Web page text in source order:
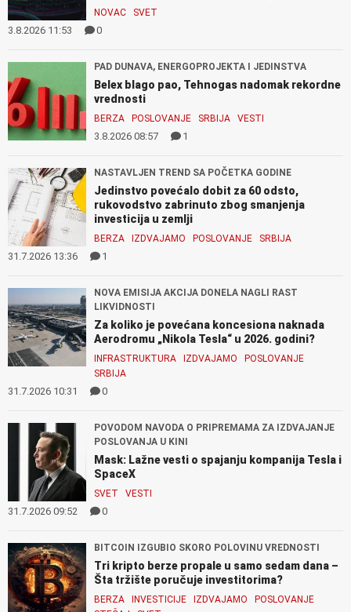
NOVAC SVET
3.8.2026 11:53 0
PAD DUNAVA, ENERGOPROJEKTA I JEDINSTVA
Belex blago pao, Tehnogas nadomak rekordne
vrednosti
BERZA POSLOVANJE SRBIJA VESTI
3.8.2026 08:57 1
NASTAVLJEN TREND SA POČETKA GODINE
Jedinstvo povećalo dobit za 60 odsto,
rukovodstvo zabrinuto zbog smanjenja
investicija u zemlji
BERZA IZDVAJAMO POSLOVANJE SRBIJA
31.7.2026 13:36 1
NOVA EMISIJA AKCIJA DONELA NAGLI RAST
LIKVIDNOSTI
Za koliko je povećana koncesiona naknada
Aerodromu „Nikola Tesla“ u 2026. godini?
INFRASTRUKTURA IZDVAJAMO
POSLOVANJE
SRBIJA
31.7.2026 10:31 0
POVODOM NAVODA O PRIPREMAMA ZA IZDVAJANJE
POSLOVANJA U KINI
Mask: Lažne vesti o spajanju kompanija Tesla i
SpaceX
SVET VESTI
31.7.2026 09:52 0
BITCOIN IZGUBIO SKORO POLOVINU VREDNOSTI
Tri kripto berze propale u samo sedam dana –
Šta tržište poručuje investitorima?
BERZA INVESTICIJE IZDVAJAMO
POSLOVANJE